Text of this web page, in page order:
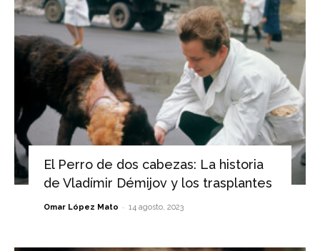
El Perro de dos cabezas: La historia
de Vladímir Démijov y los trasplantes
Omar López Mato - 14 agosto, 2023